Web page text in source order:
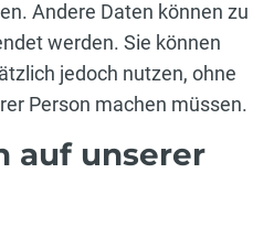
Andere Daten können zu
werden. Sie können
jedoch nutzen, ohne
Person machen müssen.
auf unserer